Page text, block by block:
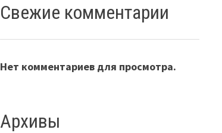
Свежие комментарии
Нет комментариев для просмотра.
Архивы